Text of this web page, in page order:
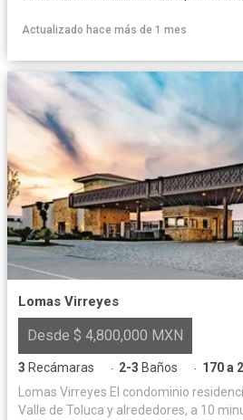
Actualizado hace más de 1 mes
Lomas Virreyes
Desde $ 4,800,000 MXN
3 Recámaras · 2-3 Baños · 170 a
Lomas Virreyes El condominio
Valle de Toluca y alrededores, a 10